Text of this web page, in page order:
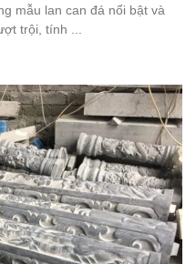
mẫu lan can đá nổi bật và
trội, tính ...